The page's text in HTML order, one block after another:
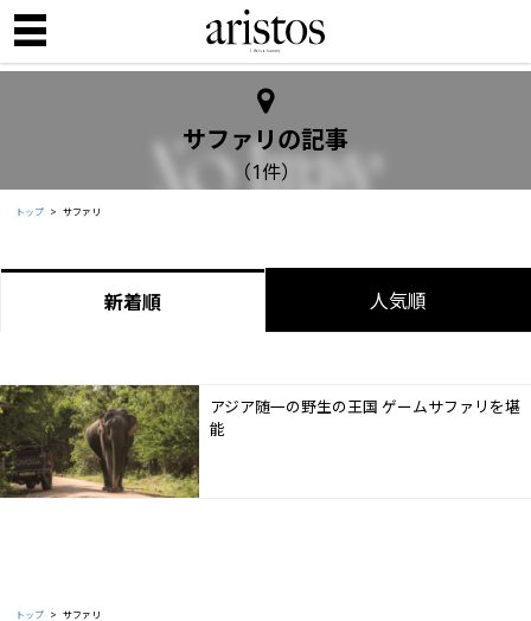
サファリの記事
（1件）
トップ サファリ
新着順 人気順
アジア随一の野生の王国 ゲームサファリを堪
能
トップ サファリ